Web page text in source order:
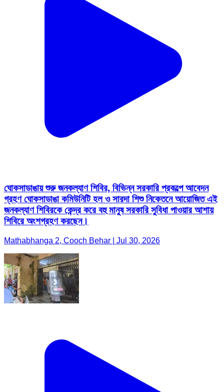
ঘোকসাডাঙায় শুরু জনকল্যাণ শিবির, বিভিন্ন সরকারি প্রকল্পে আবেদন
গ্রহণ ঘোকসাডাঙা কমিউনিটি হল ও সারদা শিশু নিকেতনে আয়োজিত এই
জনকল্যাণ শিবিরকে কেন্দ্র করে বহু মানুষ সরকারি সুবিধা পাওয়ার আশায়
শিবিরে অংশগ্রহণ করছেন।
Mathabhanga 2, Cooch Behar | Jul 30, 2026